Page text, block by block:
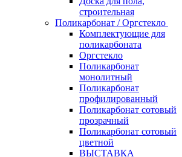
строительная
Поликарбонат / Оргстекло
Комплектующие для
поликарбоната
Оргстекло
Поликарбонат
монолитный
Поликарбонат
профилированный
Поликарбонат сотовый
прозрачный
Поликарбонат сотовый
цветной
ВЫСТАВКА